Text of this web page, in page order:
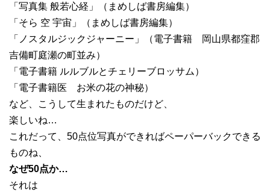
「写真集 般若心経」（まめしば書房編集）
「そら 空 宇宙」（まめしば書房編集）
「ノスタルジックジャーニー」（電子書籍 岡山県都窪郡
吉備町庭瀬の町並み）
「電子書籍 ルルブルとチェリーブロッサム）
「電子書籍医 お米の花の神秘）
など、こうして生まれたものだけど、
楽しいね…
これだって、50点位写真ができればペーパーバックできる
ものね、
なぜ50点か…
それは